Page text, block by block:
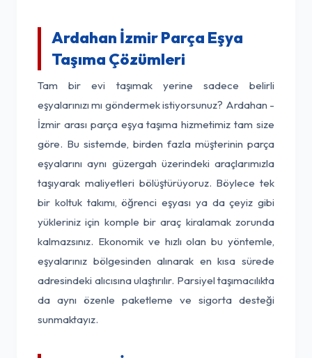
Ardahan İzmir Parça Eşya
Taşıma Çözümleri
Tam bir evi taşımak yerine sadece belirli
eşyalarınızı mı göndermek istiyorsunuz? Ardahan -
İzmir arası parça eşya taşıma hizmetimiz tam size
göre. Bu sistemde, birden fazla müşterinin parça
eşyalarını aynı güzergah üzerindeki araçlarımızla
taşıyarak maliyetleri bölüştürüyoruz. Böylece tek
bir koltuk takımı, öğrenci eşyası ya da çeyiz gibi
yükleriniz için komple bir araç kiralamak zorunda
kalmazsınız. Ekonomik ve hızlı olan bu yöntemle,
eşyalarınız bölgesinden alınarak en kısa sürede
adresindeki alıcısına ulaştırılır. Parsiyel taşımacılıkta
da aynı özenle paketleme ve sigorta desteği
sunmaktayız.